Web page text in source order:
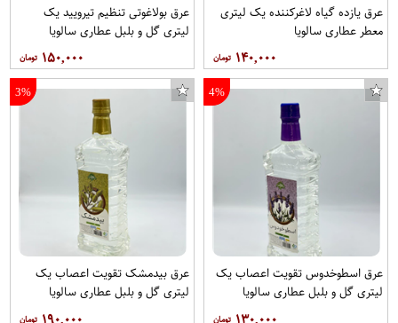
عرق یازده گیاه لاغرکننده یک لیتری
معطر عطاری سالویا
۱۴۰,۰۰۰
عرق بولاغوتی تنظیم تیرویید یک
لیتری گل و بلبل عطاری سالویا
۱۵۰,۰۰۰
4%
عرق اسطوخدوس تقویت اعصاب یک
لیتری گل و بلبل عطاری سالویا
3%
عرق بیدمشک تقویت اعصاب یک
لیتری گل و بلبل عطاری سالویا